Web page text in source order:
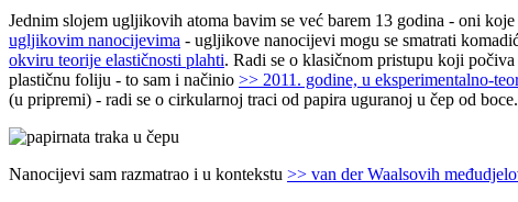
Jednim slojem ugljikovih atoma bavim se već barem 13 godina - oni
ugljikovim nanocijevima - ugljikove nanocijevi mogu se smatrati
okviru teorije elastičnosti plahti. Radi se o klasičnom pristupu koji
plastičnu foliju - to sam i načinio >> 2011. godine, u eksperimentalno-
(u pripremi) - radi se o cirkularnoj traci od papira uguranoj u čep od boce.
Nanocijevi sam razmatrao i u kontekstu >> van der Waalsovih